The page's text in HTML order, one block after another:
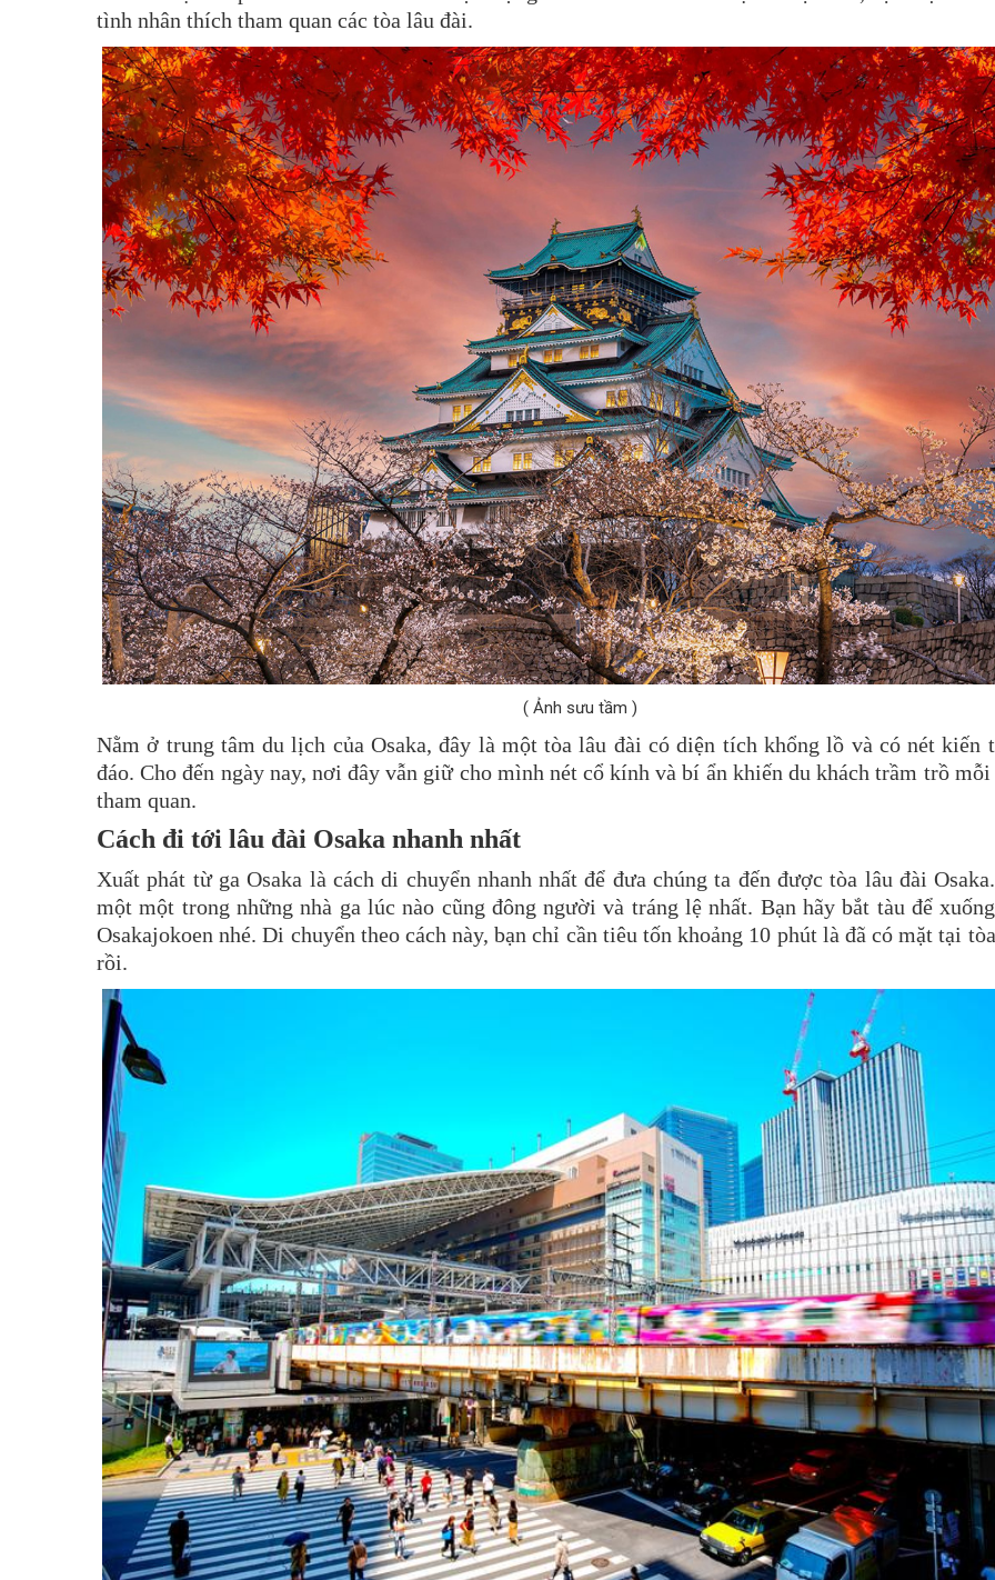
tình nhân thích tham quan các tòa lâu đài.
( Ảnh sưu tầm )
Nằm ở trung tâm du lịch của Osaka, đây là một tòa lâu đài có diện tích khổng lồ và có nét kiến
đáo. Cho đến ngày nay, nơi đây vẫn giữ cho mình nét cổ kính và bí ẩn khiến du khách trầm trồ
tham quan.
Cách đi tới lâu đài Osaka nhanh nhất
Xuất phát từ ga Osaka là cách di chuyển nhanh nhất để đưa chúng ta đến được tòa lâu đài
một một trong những nhà ga lúc nào cũng đông người và tráng lệ nhất. Bạn hãy bắt tàu để
Osakajokoen nhé. Di chuyển theo cách này, bạn chỉ cần tiêu tốn khoảng 10 phút là đã có mặt tại
rồi.